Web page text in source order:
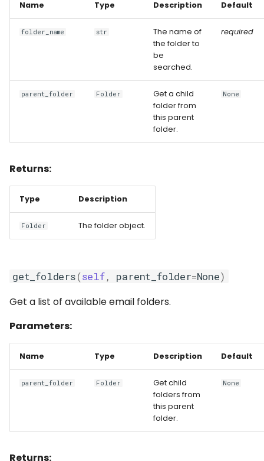
Name Type Description Default
folder_name str
The name of
the folder to
be
searched.
required
parent_folder Folder
Get a child
folder from
this parent
folder.
None
Returns:
Type Description
Folder The folder object.
get_folders(self, parent_folder=None)
Get a list of available email folders.
Parameters:
Name Type Description Default
parent_folder Folder
Get child
folders from
this parent
folder.
None
Returns: